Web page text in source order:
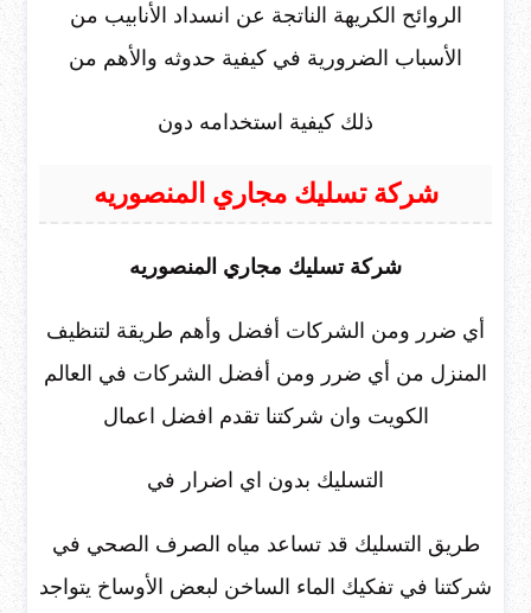
الروائح الكريهة الناتجة عن انسداد الأنابيب من
الأسباب الضرورية في كيفية حدوثه والأهم من
ذلك كيفية استخدامه دون
شركة تسليك مجاري المنصوريه
شركة تسليك مجاري المنصوريه
أي ضرر ومن الشركات أفضل وأهم طريقة لتنظيف
المنزل من أي ضرر ومن أفضل الشركات في العالم
الكويت وان شركتنا تقدم افضل اعمال
التسليك بدون اي اضرار في
طريق التسليك قد تساعد مياه الصرف الصحي في
شركتنا في تفكيك الماء الساخن لبعض الأوساخ يتواجد